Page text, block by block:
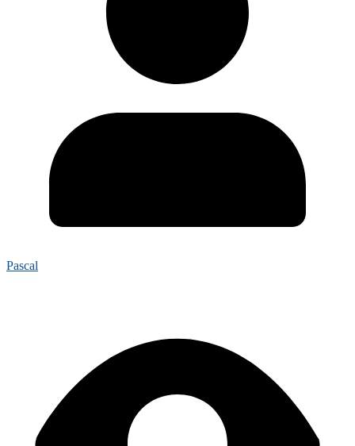
Pascal